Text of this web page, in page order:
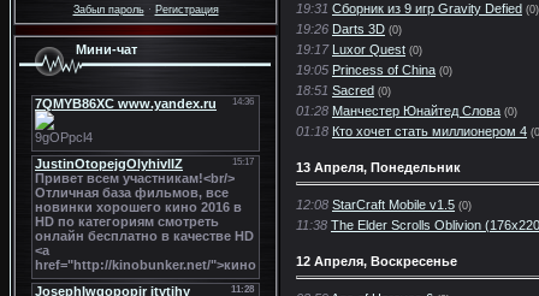
Забыл пароль· Регистрация
Мини-чат
19:31 Сборник из 9 игр Gravity Defied (0)
19:26 Darts 3D (0)
19:17 Luxor Quest (0)
19:05 Princess of China (0)
18:51 Sacred (0)
01:28 Манчестер Юнайтед Слова (0)
01:18 Кто хочет стать миллионером 4
13 Апреля, Понедельник
12:08 StarCraft Mobile v1.5 (0)
11:38 The Elder Scrolls Oblivion
12 Апреля, Воскресенье